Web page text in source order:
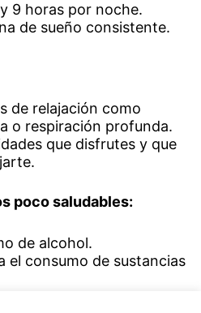
9 horas por noche.
de sueño consistente.
de relajación como
o respiración profunda.
que disfrutes y que
poco saludables:
de alcohol.
el consumo de sustancias